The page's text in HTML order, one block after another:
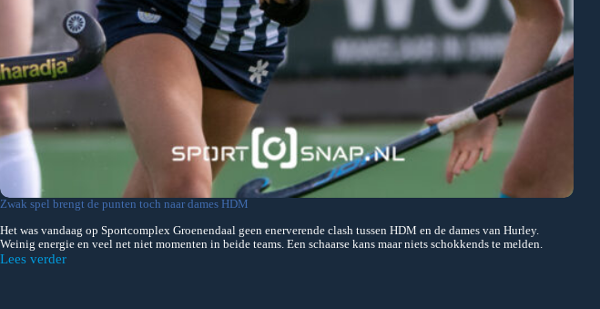
Zwak spel brengt de punten toch naar dames HDM
Het was vandaag op Sportcomplex Groenendaal geen enerverende clash tussen HDM en de dames van Hurley.
Weinig energie en veel net niet momenten in beide teams. Een schaarse kans maar niets schokkends te melden.
Lees verder
HDM